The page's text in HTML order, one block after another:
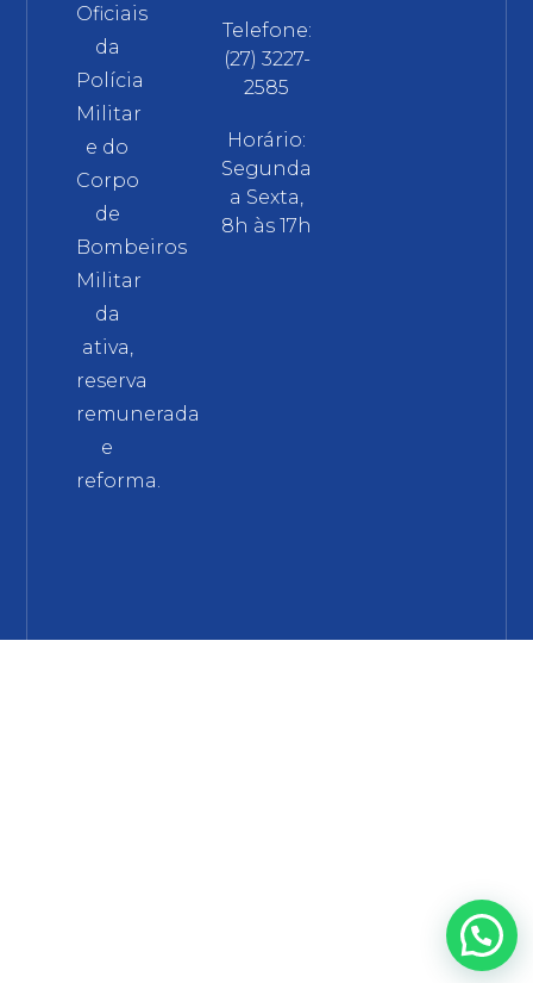
Oficiais
da
Polícia
Militar
e do
Corpo
de
Bombeiros
Militar
da
ativa,
reserva
remunerada
e
reforma.
Telefone:
(27) 3227-
2585
Horário:
Segunda
a Sexta,
8h às 17h